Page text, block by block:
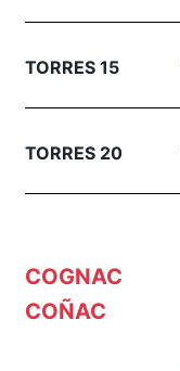
TORRES 15
TORRES 20
COGNAC
COÑAC